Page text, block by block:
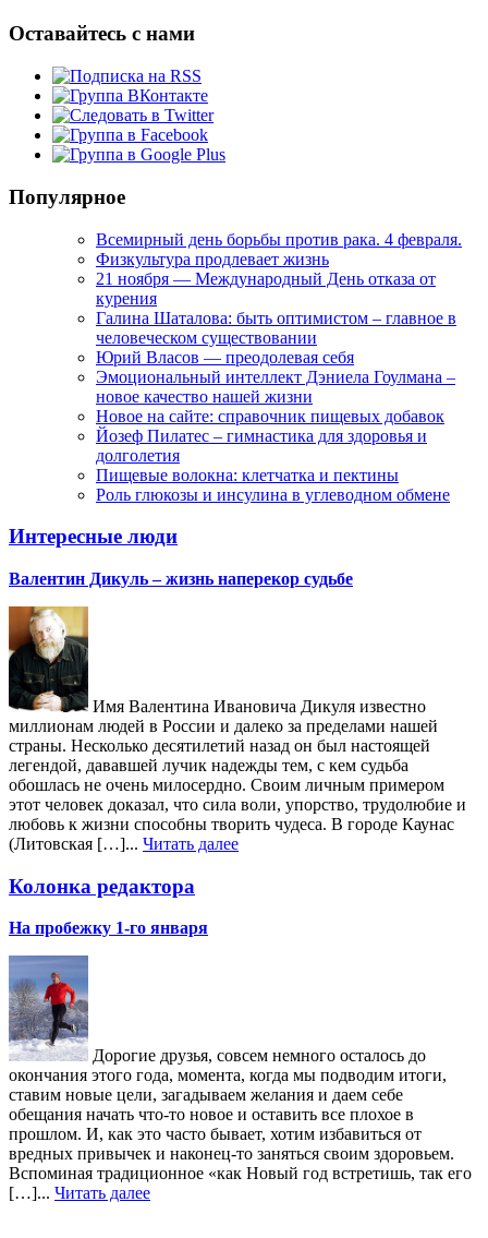
Оставайтесь с нами
Популярное
Всемирный день борьбы против рака. 4 февраля.
Физкультура продлевает жизнь
21 ноября — Международный День отказа от
курения
Галина Шаталова: быть оптимистом – главное в
человеческом существовании
Юрий Власов — преодолевая себя
Эмоциональный интеллект Дэниела Гоулмана –
новое качество нашей жизни
Новое на сайте: справочник пищевых добавок
Йозеф Пилатес – гимнастика для здоровья и
долголетия
Пищевые волокна: клетчатка и пектины
Роль глюкозы и инсулина в углеводном обмене
Интересные люди
Валентин Дикуль – жизнь наперекор судьбе
Имя Валентина Ивановича Дикуля известно
миллионам людей в России и далеко за пределами нашей
страны. Несколько десятилетий назад он был настоящей
легендой, дававшей лучик надежды тем, с кем судьба
обошлась не очень милосердно. Своим личным примером
этот человек доказал, что сила воли, упорство, трудолюбие и
любовь к жизни способны творить чудеса. В городе Каунас
(Литовская […]... Читать далее
Колонка редактора
На пробежку 1-го января
Дорогие друзья, совсем немного осталось до
окончания этого года, момента, когда мы подводим итоги,
ставим новые цели, загадываем желания и даем себе
обещания начать что-то новое и оставить все плохое в
прошлом. И, как это часто бывает, хотим избавиться от
вредных привычек и наконец-то заняться своим здоровьем.
Вспоминая традиционное «как Новый год встретишь, так его
[…]... Читать далее